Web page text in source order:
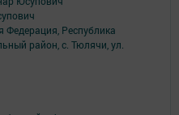
Федерация, Республика
район, с. Тюлячи, ул.